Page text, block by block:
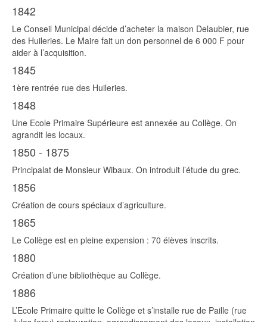
1842
Le Conseil Municipal décide d’acheter la maison Delaubier, rue
des Huileries. Le Maire fait un don personnel de 6 000 F pour
aider à l’acquisition.
1845
1ère rentrée rue des Huileries.
1848
Une Ecole Primaire Supérieure est annexée au Collège. On
agrandit les locaux.
1850 - 1875
Principalat de Monsieur Wibaux. On introduit l’étude du grec.
1856
Création de cours spéciaux d’agriculture.
1865
Le Collège est en pleine expension : 70 élèves inscrits.
1880
Création d’une bibliothèque au Collège.
1886
L’Ecole Primaire quitte le Collège et s’installe rue de Paille (rue